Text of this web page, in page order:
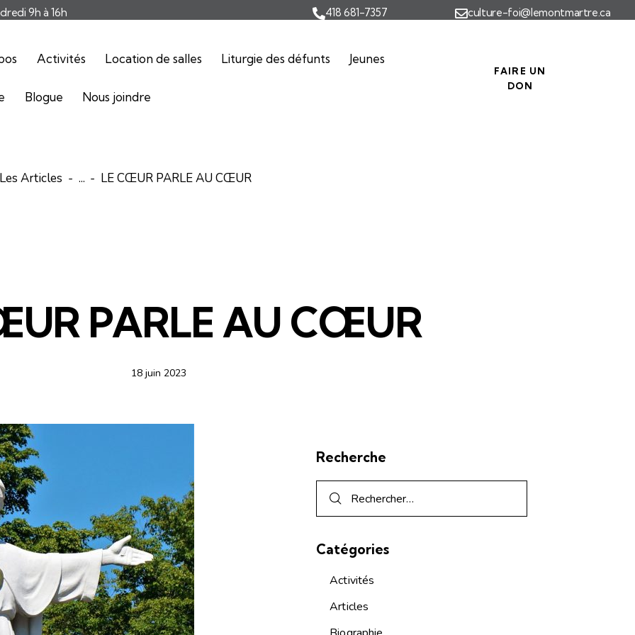
9h à 16h 418 681-7357 culture-foi@lemontmartre.ca
Activités Location de salles Liturgie des défunts Jeunes
Blogue Nous joindre
FAIRE UN
DON
Articles ... LE CŒUR PARLE AU CŒUR
PARLE AU CŒUR
18 juin 2023
Recherche
Catégories
Activités
Articles